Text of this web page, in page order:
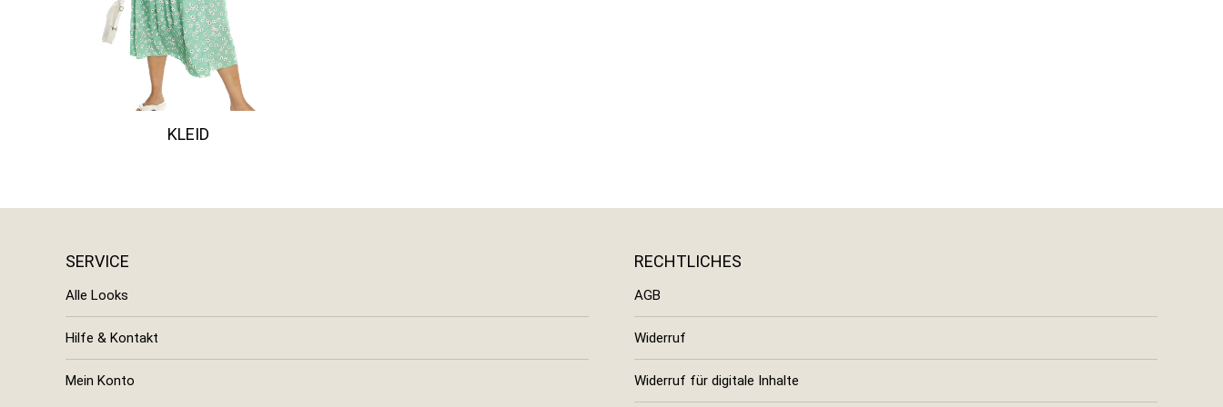
KLEID
SERVICE
Alle Looks
Hilfe & Kontakt
Mein Konto
RECHTLICHES
AGB
Widerruf
Widerruf für digitale Inhalte